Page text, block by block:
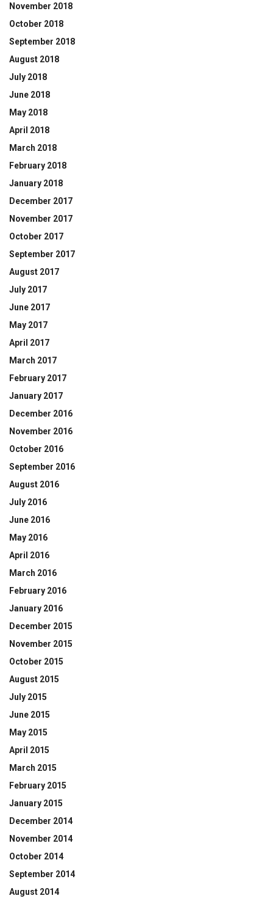
November 2018
October 2018
September 2018
August 2018
July 2018
June 2018
May 2018
April 2018
March 2018
February 2018
January 2018
December 2017
November 2017
October 2017
September 2017
August 2017
July 2017
June 2017
May 2017
April 2017
March 2017
February 2017
January 2017
December 2016
November 2016
October 2016
September 2016
August 2016
July 2016
June 2016
May 2016
April 2016
March 2016
February 2016
January 2016
December 2015
November 2015
October 2015
August 2015
July 2015
June 2015
May 2015
April 2015
March 2015
February 2015
January 2015
December 2014
November 2014
October 2014
September 2014
August 2014